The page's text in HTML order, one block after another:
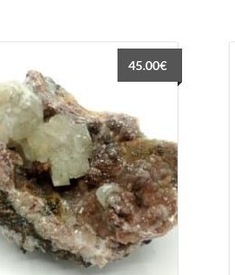
45.00€